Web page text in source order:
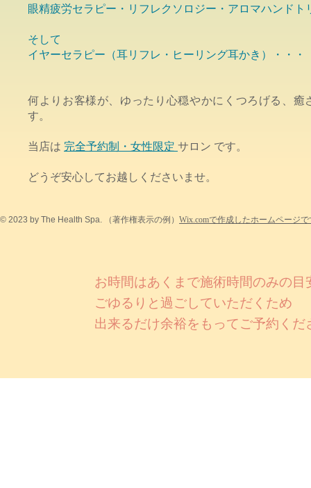
眼精疲労セラピー・リフレクソロジー・アロマハンドト
そして
イヤーセラピー（耳リフレ・​ヒーリング耳かき）・・・
何よりお客様が、ゆったり心穏やかに くつろげる、癒
す。
当店は 完全予約制・女性限定 サロン です。
どうぞ安心してお越しくださいませ。
© 2023 by The Health Spa. （著作権表示の例） Wix.comで作成したホームページで
お時間はあくまで施術時間のみの目
​ごゆるりと過ごしていただくため
出来るだけ余裕をもってご予約くだ